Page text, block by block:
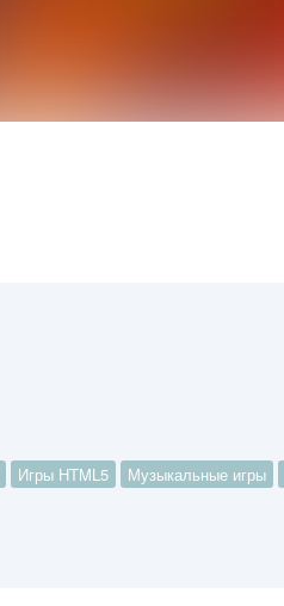
Игры HTML5 Музыкальные игры